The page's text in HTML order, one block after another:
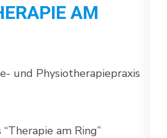
AM
und Physiotherapiepraxis
am Ring”